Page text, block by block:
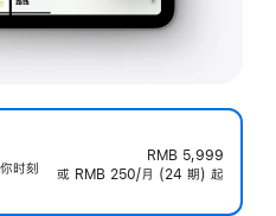
时刻
RMB 5,999
或 RMB 250/月 (24 期) 起